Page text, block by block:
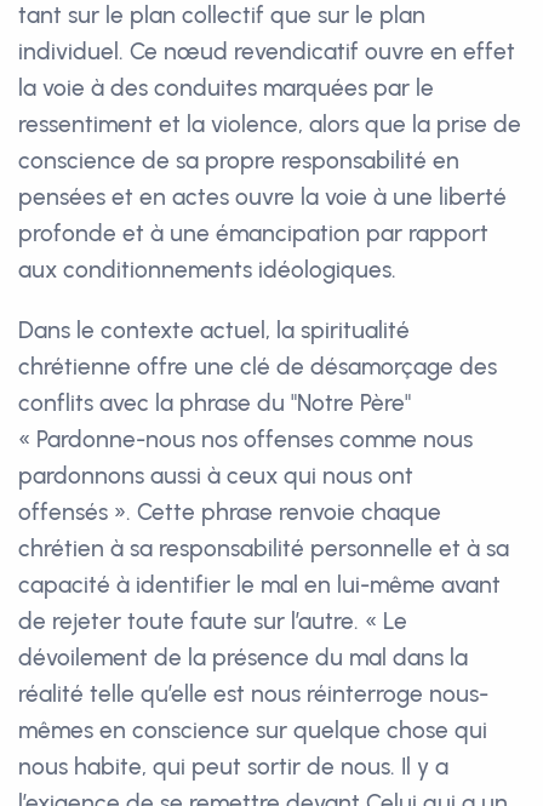
tant sur le plan collectif que sur le plan
individuel. Ce nœud revendicatif ouvre en effet
la voie à des conduites marquées par le
ressentiment et la violence, alors que la prise de
conscience de sa propre responsabilité en
pensées et en actes ouvre la voie à une liberté
profonde et à une émancipation par rapport
aux conditionnements idéologiques.
Dans le contexte actuel, la spiritualité
chrétienne offre une clé de désamorçage des
conflits avec la phrase du "Notre Père"
« Pardonne-nous nos offenses comme nous
pardonnons aussi à ceux qui nous ont
offensés ». Cette phrase renvoie chaque
chrétien à sa responsabilité personnelle et à sa
capacité à identifier le mal en lui-même avant
de rejeter toute faute sur l’autre. « Le
dévoilement de la présence du mal dans la
réalité telle qu’elle est nous réinterroge nous-
mêmes en conscience sur quelque chose qui
nous habite, qui peut sortir de nous. Il y a